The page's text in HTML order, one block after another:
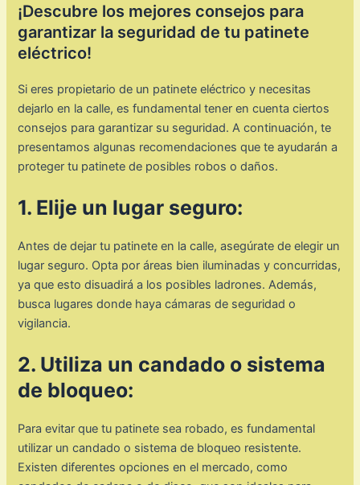
¡Descubre los mejores consejos para
garantizar la seguridad de tu patinete
eléctrico!
Si eres propietario de un patinete eléctrico y necesitas
dejarlo en la calle, es fundamental tener en cuenta ciertos
consejos para garantizar su seguridad. A continuación, te
presentamos algunas recomendaciones que te ayudarán a
proteger tu patinete de posibles robos o daños.
1. Elije un lugar seguro:
Antes de dejar tu patinete en la calle, asegúrate de elegir un
lugar seguro. Opta por áreas bien iluminadas y concurridas,
ya que esto disuadirá a los posibles ladrones. Además,
busca lugares donde haya cámaras de seguridad o
vigilancia.
2. Utiliza un candado o sistema
de bloqueo:
Para evitar que tu patinete sea robado, es fundamental
utilizar un candado o sistema de bloqueo resistente.
Existen diferentes opciones en el mercado, como